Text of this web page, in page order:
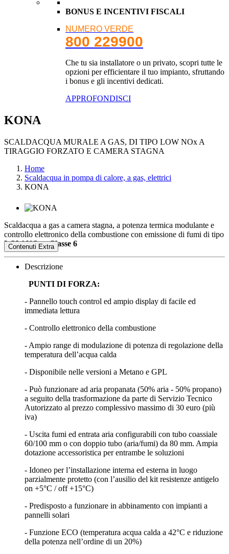
BONUS E INCENTIVI FISCALI
NUMERO VERDE
800 229900
Che tu sia installatore o un privato, scopri tutte le
opzioni per efficientare il tuo impianto, sfruttando
i bonus e gli incentivi dedicati.
APPROFONDISCI
KONA
SCALDACQUA MURALE A GAS, DI TIPO LOW NOx A
TIRAGGIO FORZATO E CAMERA STAGNA
Home
Scaldacqua in pompa di calore, a gas, elettrici
KONA
Scaldacqua a gas a camera stagna, a potenza termica modulante e
controllo elettronico della combustione con emissione di fumi di tipo
LOW NOx - Classe 6
Descrizione
PUNTI DI FORZA:
- Pannello touch control ed ampio display di facile ed
immediata lettura
- Controllo elettronico della combustione
- Ampio range di modulazione di potenza di regolazione della
temperatura dell’acqua calda
- Disponibile nelle versioni a Metano e GPL
- Può funzionare ad aria propanata (50% aria - 50% propano)
a seguito della trasformazione da parte di Servizio Tecnico
Autorizzato al prezzo complessivo massimo di 30 euro (più
iva)
- Uscita fumi ed entrata aria configurabili con tubo coassiale
60/100 mm o con doppio tubo (aria/fumi) da 80 mm. Ampia
dotazione accessoristica per entrambe le soluzioni
- Idoneo per l’installazione interna ed esterna in luogo
parzialmente protetto (con l’ausilio del kit resistenze antigelo
on +5°C / off +15°C)
- Predisposto a funzionare in abbinamento con impianti a
pannelli solari
- Funzione ECO (temperatura acqua calda a 42°C e riduzione
della potenza nell’ordine di un 20%)